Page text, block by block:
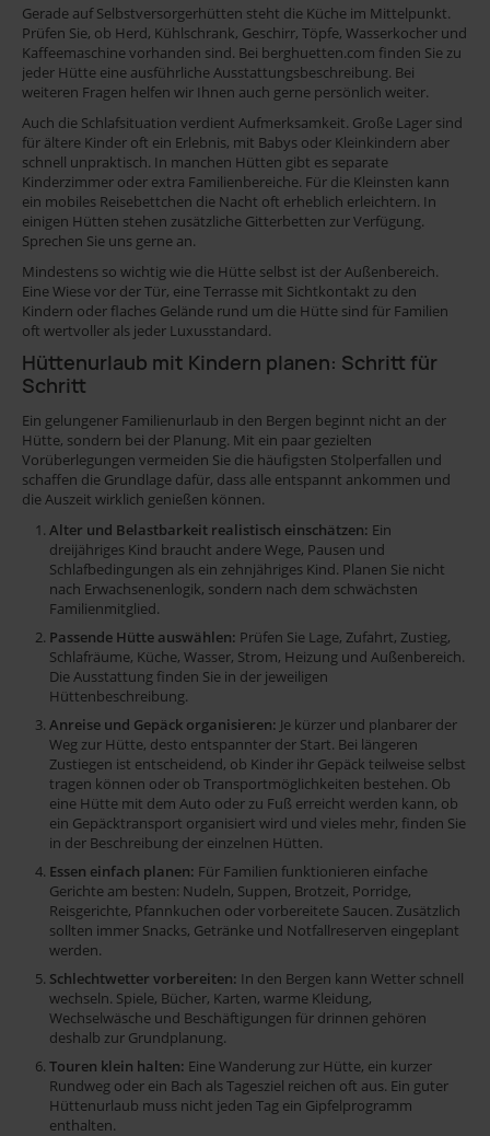
38
Hund
erlaubt
58
Sauna
17
WLAN
45
Kachelofen
5
Panoramablick
erreichbar
74
Paare
geeignet
53
Familienurlaub
87
35
Skifahren
61
35
Lage
Objektname
oder
Nr.
eingeben
Gerade auf Selbstversorgerhütten steht die Küche im Mittelpunkt.
Prüfen Sie, ob Herd, Kühlschrank, Geschirr, Töpfe, Wasserkocher und
Kaffeemaschine vorhanden sind. Bei berghuetten.com finden Sie zu
jeder Hütte eine ausführliche Ausstattungsbeschreibung. Bei
weiteren Fragen helfen wir Ihnen auch gerne persönlich weiter.
Auch die Schlafsituation verdient Aufmerksamkeit. Große Lager sind
für ältere Kinder oft ein Erlebnis, mit Babys oder Kleinkindern aber
schnell unpraktisch. In manchen Hütten gibt es separate
Kinderzimmer oder extra Familienbereiche. Für die Kleinsten kann
ein mobiles Reisebettchen die Nacht oft erheblich erleichtern. In
einigen Hütten stehen zusätzliche Gitterbetten zur Verfügung.
Sprechen Sie uns gerne an.
Mindestens so wichtig wie die Hütte selbst ist der Außenbereich.
Eine Wiese vor der Tür, eine Terrasse mit Sichtkontakt zu den
Kindern oder flaches Gelände rund um die Hütte sind für Familien
oft wertvoller als jeder Luxusstandard.
Hüttenurlaub mit Kindern planen: Schritt für
Schritt
Ein gelungener Familienurlaub in den Bergen beginnt nicht an der
Hütte, sondern bei der Planung. Mit ein paar gezielten
Vorüberlegungen vermeiden Sie die häufigsten Stolperfallen und
schaffen die Grundlage dafür, dass alle entspannt ankommen und
die Auszeit wirklich genießen können.
Alter und Belastbarkeit realistisch einschätzen: Ein
dreijähriges Kind braucht andere Wege, Pausen und
Schlafbedingungen als ein zehnjähriges Kind. Planen Sie nicht
nach Erwachsenenlogik, sondern nach dem schwächsten
Familienmitglied.
Passende Hütte auswählen: Prüfen Sie Lage, Zufahrt, Zustieg,
Schlafräume, Küche, Wasser, Strom, Heizung und Außenbereich.
Die Ausstattung finden Sie in der jeweiligen
Hüttenbeschreibung.
Anreise und Gepäck organisieren: Je kürzer und planbarer der
Weg zur Hütte, desto entspannter der Start. Bei längeren
Zustiegen ist entscheidend, ob Kinder ihr Gepäck teilweise selbst
tragen können oder ob Transportmöglichkeiten bestehen. Ob
eine Hütte mit dem Auto oder zu Fuß erreicht werden kann, ob
ein Gepäcktransport organisiert wird und vieles mehr, finden Sie
in der Beschreibung der einzelnen Hütten.
Essen einfach planen: Für Familien funktionieren einfache
Gerichte am besten: Nudeln, Suppen, Brotzeit, Porridge,
Reisgerichte, Pfannkuchen oder vorbereitete Saucen. Zusätzlich
sollten immer Snacks, Getränke und Notfallreserven eingeplant
werden.
Schlechtwetter vorbereiten: In den Bergen kann Wetter schnell
wechseln. Spiele, Bücher, Karten, warme Kleidung,
Wechselwäsche und Beschäftigungen für drinnen gehören
deshalb zur Grundplanung.
Touren klein halten: Eine Wanderung zur Hütte, ein kurzer
Rundweg oder ein Bach als Tagesziel reichen oft aus. Ein guter
Hüttenurlaub muss nicht jeden Tag ein Gipfelprogramm
enthalten.